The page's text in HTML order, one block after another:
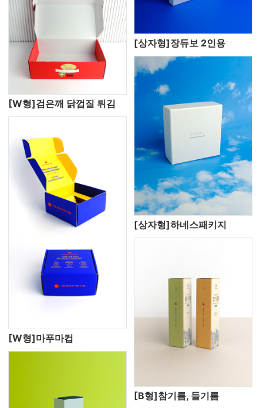
[W형]검은깨 닭껍질 튀김
[상자형]장듀보 2인용
[W형]마푸마컵
[상자형]하네스패키지
[B형]참기름, 들기름